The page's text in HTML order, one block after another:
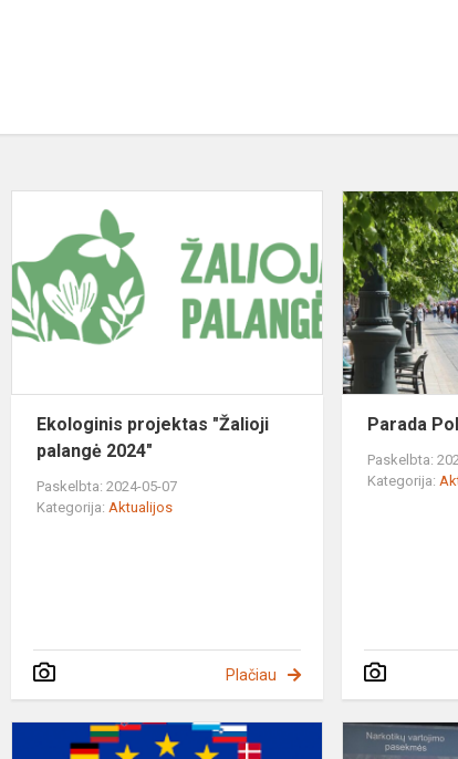
Sienkiewicz
liczbach
Ekologinis
projektas
"Žalioji
palangė
2024"
Ekologinis projektas "Žalioji
palangė 2024"
Paskelbta: 2024-05-07
Kategorija:Aktualijos
Plačiau
Parada
Paskelbta:
Kategorija: